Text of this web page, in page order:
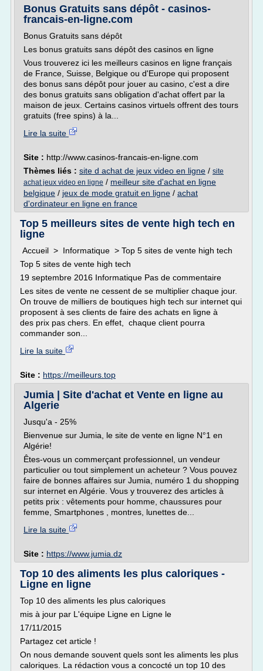
Bonus Gratuits sans dépôt - casinos-
francais-en-ligne.com
Bonus Gratuits sans dépôt
Les bonus gratuits sans dépôt des casinos en ligne
Vous trouverez ici les meilleurs casinos en ligne français
de France, Suisse, Belgique ou d'Europe qui proposent
des bonus sans dépôt pour jouer au casino, c'est a dire
des bonus gratuits sans obligation d'achat offert par la
maison de jeux. Certains casinos virtuels offrent des tours
gratuits (free spins) à la...
Lire la suite
Site : http://www.casinos-francais-en-ligne.com
Thèmes liés : site d achat de jeux video en ligne / site
achat jeux video en ligne / meilleur site d'achat en ligne
belgique / jeux de mode gratuit en ligne / achat
d'ordinateur en ligne en france
Top 5 meilleurs sites de vente high tech en
ligne
Accueil > Informatique > Top 5 sites de vente high tech
Top 5 sites de vente high tech
19 septembre 2016 Informatique Pas de commentaire
Les sites de vente ne cessent de se multiplier chaque jour.
On trouve de milliers de boutiques high tech sur internet qui
proposent à ses clients de faire des achats en ligne à
des prix pas chers. En effet, chaque client pourra
commander son...
Lire la suite
Site : https://meilleurs.top
Jumia | Site d'achat et Vente en ligne au
Algerie
Jusqu'a - 25%
Bienvenue sur Jumia, le site de vente en ligne N°1 en
Algérie!
Êtes-vous un commerçant professionnel, un vendeur
particulier ou tout simplement un acheteur ? Vous pouvez
faire de bonnes affaires sur Jumia, numéro 1 du shopping
sur internet en Algérie. Vous y trouverez des articles à
petits prix : vêtements pour homme, chaussures pour
femme, Smartphones , montres, lunettes de...
Lire la suite
Site : https://www.jumia.dz
Top 10 des aliments les plus caloriques -
Ligne en ligne
Top 10 des aliments les plus caloriques
mis à jour par L'équipe Ligne en Ligne le
17/11/2015
Partagez cet article !
On nous demande souvent quels sont les aliments les plus
caloriques. La rédaction vous a concocté un top 10 des